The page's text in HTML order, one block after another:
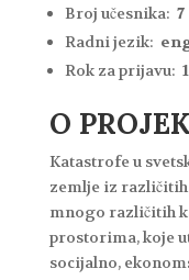
Broj učesnika: 7
Radni jezik:
Rok za prijavu:
O
Katastrofe u
zemlje iz različitih
mnogo različitih
prostorima, koje
socijalno,